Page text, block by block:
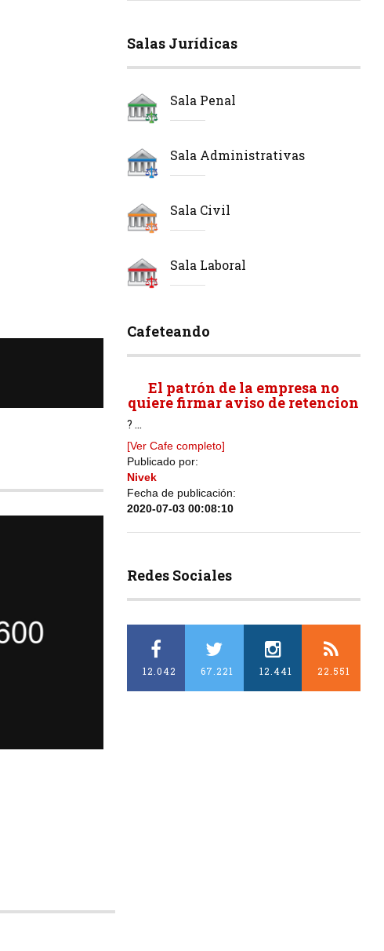
Salas Jurídicas
Sala Penal
Sala Administrativas
Sala Civil
Sala Laboral
Cafeteando
El patrón de la empresa no
quiere firmar aviso de retencion
? ...
[Ver Cafe completo]
Publicado por:
Nivek
Fecha de publicación:
2020-07-03 00:08:10
Redes Sociales
12.042 67.221 12.441 22.551